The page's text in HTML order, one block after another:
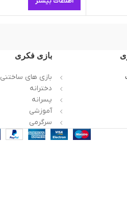
بازی فکری
بازی های ساختنی
دخترانه
پسرانه
آموزشی
سرگرمی